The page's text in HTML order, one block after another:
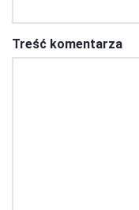
Treść komentarza